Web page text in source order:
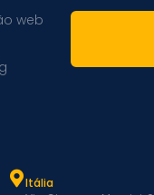
web
Itália